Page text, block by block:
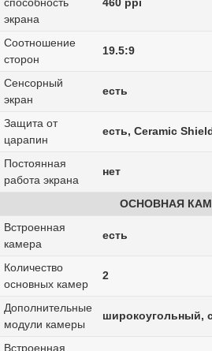
способность
экрана
460 ppi
Соотношение
сторон
19.5:9
Сенсорный
экран
есть
Защита от
царапин
есть, Ceramic
Постоянная
работа экрана
нет
ОСНОВНАЯ
Встроенная
камера
есть
Количество
основных камер
2
Дополнительные
модули камеры
широкоугольный,
Встроенная